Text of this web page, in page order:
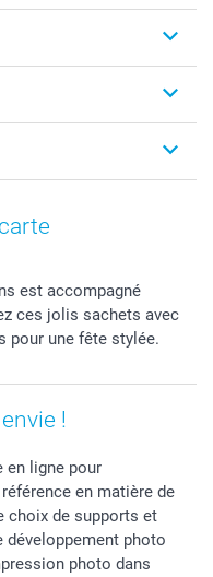
est accompagné
ces jolis sachets avec
pour une fête stylée.
!
en ligne pour
en matière de
choix de supports et
développement photo
photo dans